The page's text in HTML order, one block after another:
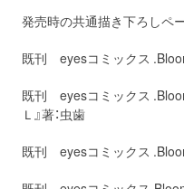
発売時の共通描き下ろしペ
既刊 eyesコミックス
既刊 eyesコミックス
Ｌ』著：虫歯
既刊 eyesコミックス